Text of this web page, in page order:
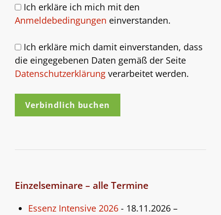
Ich erkläre ich mich mit den
Anmeldebedingungen einverstanden.
Ich erkläre mich damit einverstanden, dass
die eingegebenen Daten gemäß der Seite
Datenschutzerklärung verarbeitet werden.
Einzelseminare – alle Termine
Essenz Intensive 2026 - 18.11.2026 –